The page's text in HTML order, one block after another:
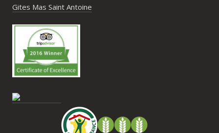
hébergements et beaucoup d’activités à
très beau souvenir de ce week-end et
nous recommandons le Mas Saint-
Antoine sans hésitation.**La seule petite
contrainte du week-end concerne la
gestion des déchets, puisqu’il n’y a pas
de tri directement sur le domaine et qu’il
faut se rendre au village. Cela ne nous a
pas posé de véritable problème, mais ce
Gites Mas Saint Antoine